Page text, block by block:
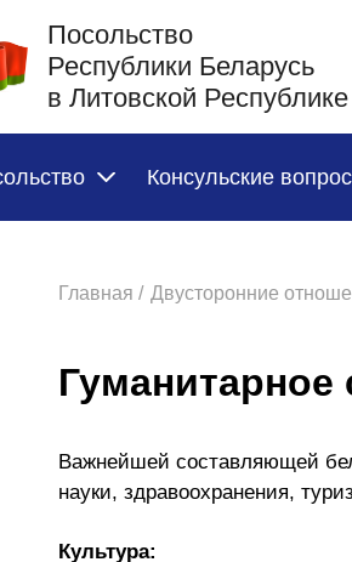
Посольство
Республики Беларусь
в Литовской Республике
Консульские
Главная / Двусторонние
Гуманитарное
Важнейшей составляющей
науки, здравоохранения,
Культура: